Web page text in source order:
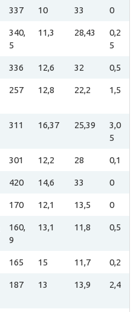
337 10 33 0
340,
5
11,3 28,43
0,2
5
336 12,6 32 0,5
257 12,8 22,2 1,5
311 16,37 25,39
3,0
5
301 12,2 28 0,1
420 14,6 33 0
170 12,1 13,5 0
160,
9
13,1 11,8 0,5
165 15 11,7 0,2
187 13 13,9 2,4